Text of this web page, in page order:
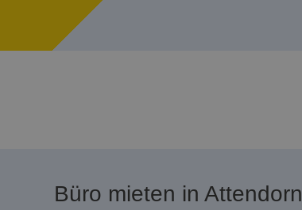
Büro mieten in Attendorn